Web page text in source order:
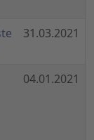
31.03.2021
04.01.2021